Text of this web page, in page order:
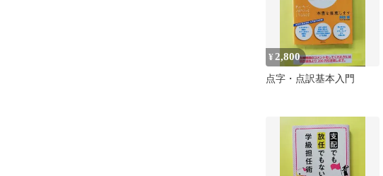
¥ 2,800
点字・点訳基本入門